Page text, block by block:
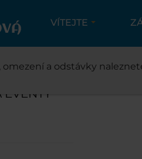
VÍTEJTE
a odstávky